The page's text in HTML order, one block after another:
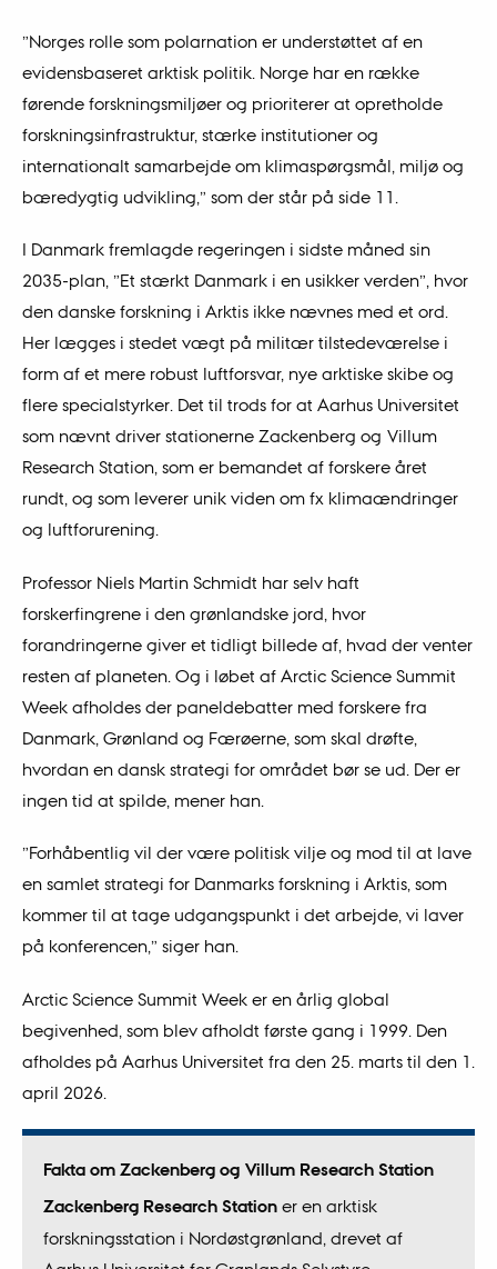
”Norges rolle som polarnation er understøttet af en
evidensbaseret arktisk politik. Norge har en række
førende forskningsmiljøer og prioriterer at opretholde
forskningsinfrastruktur, stærke institutioner og
internationalt samarbejde om klimaspørgsmål, miljø og
bæredygtig udvikling,” som der står på side 11.
I Danmark fremlagde regeringen i sidste måned sin
2035-plan, ”Et stærkt Danmark i en usikker verden”, hvor
den danske forskning i Arktis ikke nævnes med et ord.
Her lægges i stedet vægt på militær tilstedeværelse i
form af et mere robust luftforsvar, nye arktiske skibe og
flere specialstyrker. Det til trods for at Aarhus Universitet
som nævnt driver stationerne Zackenberg og Villum
Research Station, som er bemandet af forskere året
rundt, og som leverer unik viden om fx klimaændringer
og luftforurening.
Professor Niels Martin Schmidt har selv haft
forskerfingrene i den grønlandske jord, hvor
forandringerne giver et tidligt billede af, hvad der venter
resten af planeten. Og i løbet af Arctic Science Summit
Week afholdes der paneldebatter med forskere fra
Danmark, Grønland og Færøerne, som skal drøfte,
hvordan en dansk strategi for området bør se ud. Der er
ingen tid at spilde, mener han.
”Forhåbentlig vil der være politisk vilje og mod til at lave
en samlet strategi for Danmarks forskning i Arktis, som
kommer til at tage udgangspunkt i det arbejde, vi laver
på konferencen,” siger han.
Arctic Science Summit Week er en årlig global
begivenhed, som blev afholdt første gang i 1999. Den
afholdes på Aarhus Universitet fra den 25. marts til den 1.
april 2026.
Fakta om Zackenberg og Villum Research Station
Zackenberg Research Station er en arktisk
forskningsstation i Nordøstgrønland, drevet af